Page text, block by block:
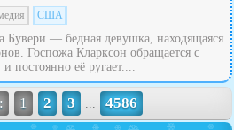
США
Бувери — бедная девушка, находящаяся
Госпожа Кларксон обращается с
постоянно её ругает....
1 2 3 ... 4586